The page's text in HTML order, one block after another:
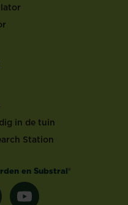
in de tuin
Station
en Substral®